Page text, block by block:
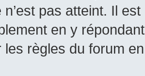
n’est pas atteint. Il
en y
les règles du forum